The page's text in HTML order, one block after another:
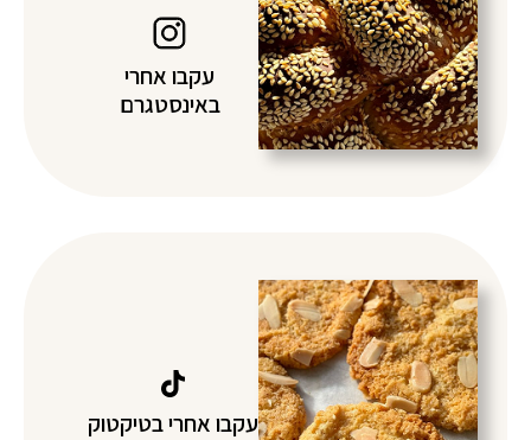
עקבו אחרי
באינסטגרם
עקבו אחרי בטיקטוק